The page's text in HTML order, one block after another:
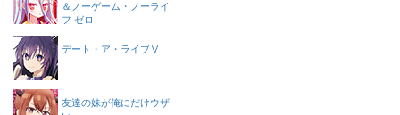
＆ノーゲーム・ノーライ
フ ゼロ
デート・ア・ライブⅤ
友達の妹が俺にだけウザ